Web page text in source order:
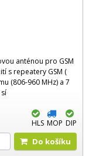
anténou pro GSM
s repeatery GSM (
(806-960 MHz) a 7
HLS MOP DIP
Do košíku